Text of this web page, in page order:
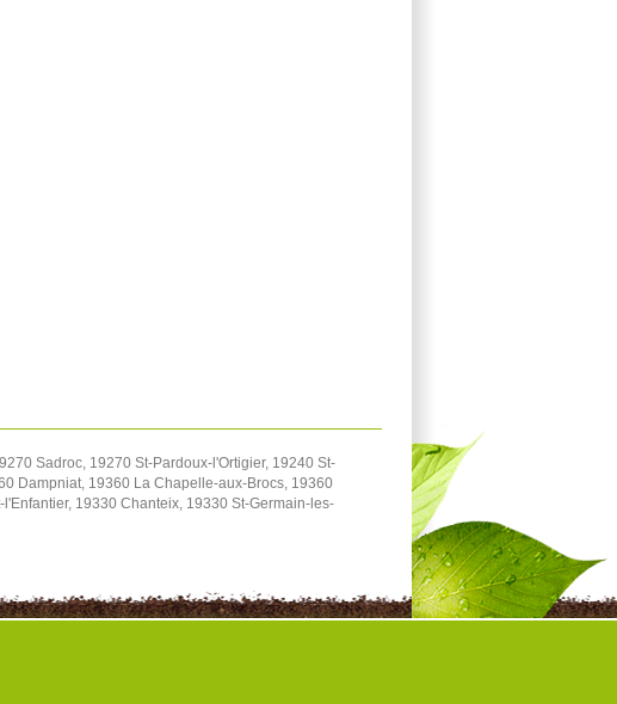
Sadroc, 19270 St-Pardoux-l'Ortigier, 19240 St-
Dampniat, 19360 La Chapelle-aux-Brocs, 19360
19330 Chanteix, 19330 St-Germain-les-